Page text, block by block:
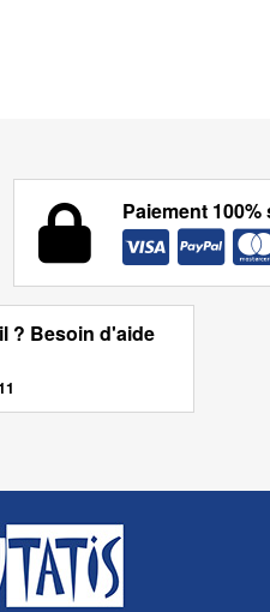
Paiement
? Besoin d'aide